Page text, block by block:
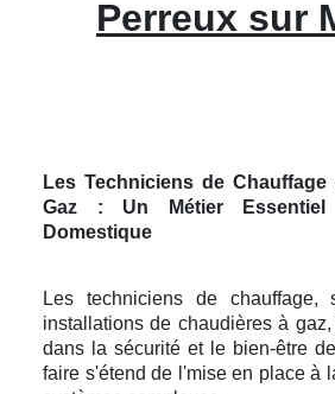
Perreux sur
Les Techniciens de
Gaz : Un Métier
Domestique
Les techniciens de chauffage,
installations de chaudières à
dans la sécurité et le bien-être
faire s'étend de l'mise en place à